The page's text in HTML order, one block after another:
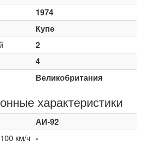
1974
Купе
2
4
Великобритания
характеристики
АИ-92
км/ч -